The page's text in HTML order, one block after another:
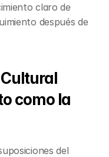
claro de
después de
como la
del